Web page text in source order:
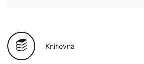
Knihovna